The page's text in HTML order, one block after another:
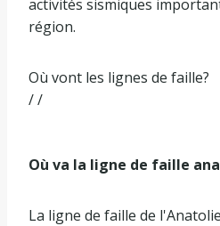
activités sismiques
région.
Où vont les lignes de faille?
/ /
Où va la ligne de faille
La ligne de faille de